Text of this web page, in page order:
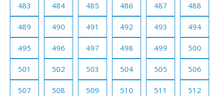
483 484 485 486 487 488
489 490 491 492 493 494
495 496 497 498 499 500
501 502 503 504 505 506
507 508 509 510 511 512